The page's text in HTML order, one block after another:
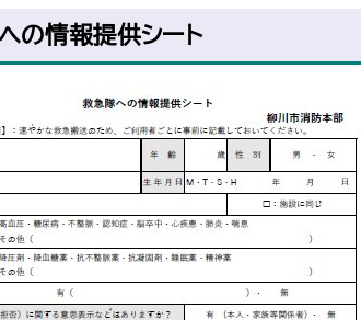
の情報提供シート